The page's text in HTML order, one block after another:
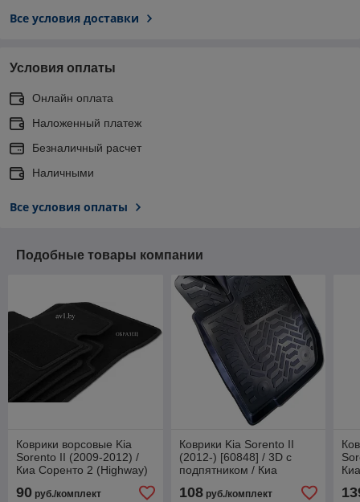
Все условия доставки
Условия оплаты
Онлайн оплата
Наложенный платеж
Безналичный расчет
Наличными
Все условия оплаты
Подобные товары компании
Коврики ворсовые Kia
Sorento II (2009-2012) /
Киа Соренто 2 (Highway)
90 руб./комплект
Коврики Kia Sorento II
(2012-) [60848] / 3D c
подпятником / Киа
108руб./комплект